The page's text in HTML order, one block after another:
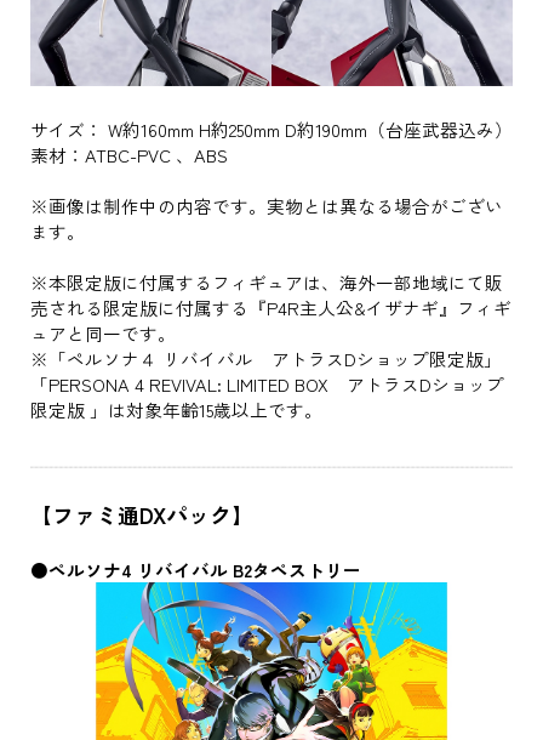
サイズ： W約160mm H約250mm D約190mm（台座武器込み）
素材：ATBC-PVC 、ABS
※画像は制作中の内容です。実物とは異なる場合がござい
ます。
※本限定版に付属するフィギュアは、海外一部地域にて販
売される限定版に付属する『P4R主人公&イザナギ』フィギ
ュアと同一です。
※「ペルソナ４ リバイバル アトラスDショップ限定版」
「PERSONA 4 REVIVAL: LIMITED BOX アトラスDショップ
限定版 」は対象年齢15歳以上です。
【ファミ通DXパック】
●ペルソナ4 リバイバル B2タペストリー